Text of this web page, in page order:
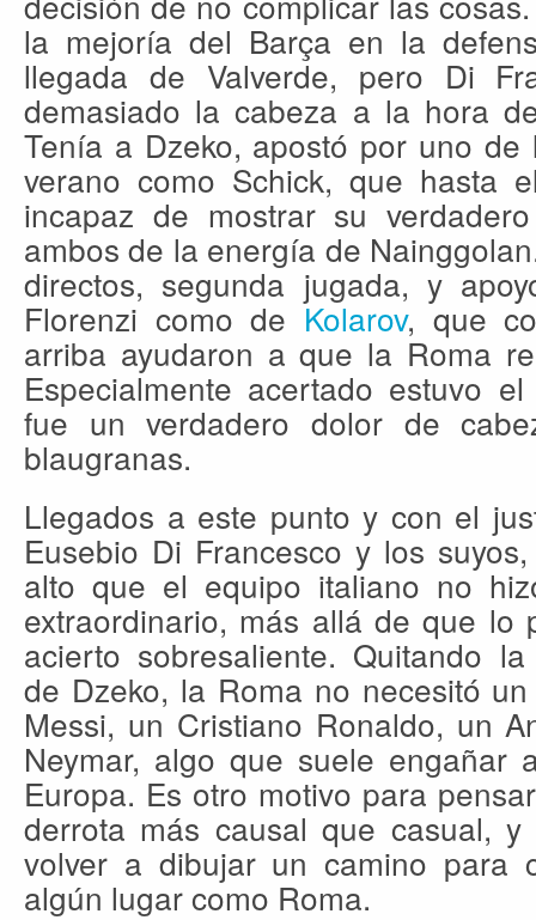
la mejoría del Barça en la
llegada de Valverde, pero Di
demasiado la cabeza a la hora
Tenía a Dzeko, apostó por uno
verano como Schick, que hasta
incapaz de mostrar su
ambos de la energía de
directos, segunda jugada, y
Florenzi como deKolarov, que
arriba ayudaron a que la Roma
Especialmente acertado estuvo
fue un verdadero dolor de
blaugranas.
Llegados a este punto y con el
Eusebio Di Francesco y los
alto que el equipo italiano no
extraordinario, más allá de que lo
acierto sobresaliente. Quitando
de Dzeko, la Roma no necesitó
Messi, un Cristiano Ronaldo, un
Neymar, algo que suele engañar
Europa. Es otro motivo para
derrota más causal que casual,
volver a dibujar un camino para
algún lugar como Roma.